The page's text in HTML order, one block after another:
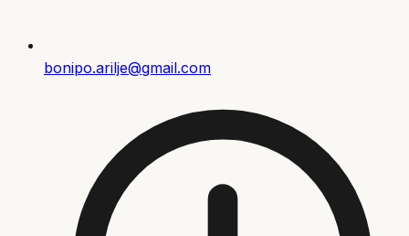
bonipo.arilje@gmail.com